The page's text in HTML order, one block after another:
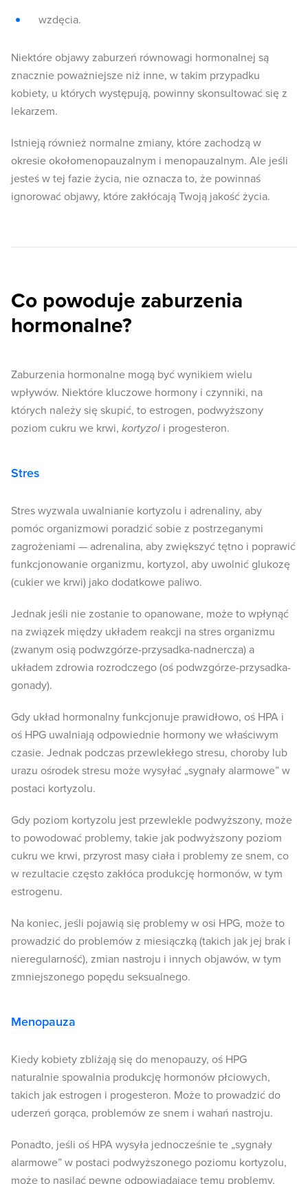
wzdęcia.
Niektóre objawy zaburzeń równowagi hormonalnej są
znacznie poważniejsze niż inne, w takim przypadku
kobiety, u których występują, powinny skonsultować się z
lekarzem.
Istnieją również normalne zmiany, które zachodzą w
okresie okołomenopauzalnym i menopauzalnym. Ale jeśli
jesteś w tej fazie życia, nie oznacza to, że powinnaś
ignorować objawy, które zakłócają Twoją jakość życia.
Co powoduje zaburzenia
hormonalne?
Zaburzenia hormonalne mogą być wynikiem wielu
wpływów. Niektóre kluczowe hormony i czynniki, na
których należy się skupić, to estrogen, podwyższony
poziom cukru we krwi, kortyzol i progesteron.
Stres
Stres wyzwala uwalnianie kortyzolu i adrenaliny, aby
pomóc organizmowi poradzić sobie z postrzeganymi
zagrożeniami — adrenalina, aby zwiększyć tętno i poprawić
funkcjonowanie organizmu, kortyzol, aby uwolnić glukozę
(cukier we krwi) jako dodatkowe paliwo.
Jednak jeśli nie zostanie to opanowane, może to wpłynąć
na związek między układem reakcji na stres organizmu
(zwanym osią podwzgórze-przysadka-nadnercza) a
układem zdrowia rozrodczego (oś podwzgórze-przysadka-
gonady).
Gdy układ hormonalny funkcjonuje prawidłowo, oś HPA i
oś HPG uwalniają odpowiednie hormony we właściwym
czasie. Jednak podczas przewlekłego stresu, choroby lub
urazu ośrodek stresu może wysyłać „sygnały alarmowe” w
postaci kortyzolu.
Gdy poziom kortyzolu jest przewlekle podwyższony, może
to powodować problemy, takie jak podwyższony poziom
cukru we krwi, przyrost masy ciała i problemy ze snem, co
w rezultacie często zakłóca produkcję hormonów, w tym
estrogenu.
Na koniec, jeśli pojawią się problemy w osi HPG, może to
prowadzić do problemów z miesiączką (takich jak jej brak i
nieregularność), zmian nastroju i innych objawów, w tym
zmniejszonego popędu seksualnego.
Menopauza
Kiedy kobiety zbliżają się do menopauzy, oś HPG
naturalnie spowalnia produkcję hormonów płciowych,
takich jak estrogen i progesteron. Może to prowadzić do
uderzeń gorąca, problemów ze snem i wahań nastroju.
Ponadto, jeśli oś HPA wysyła jednocześnie te „sygnały
alarmowe” w postaci podwyższonego poziomu kortyzolu,
może to nasilać pewne odpowiadające temu problemy,